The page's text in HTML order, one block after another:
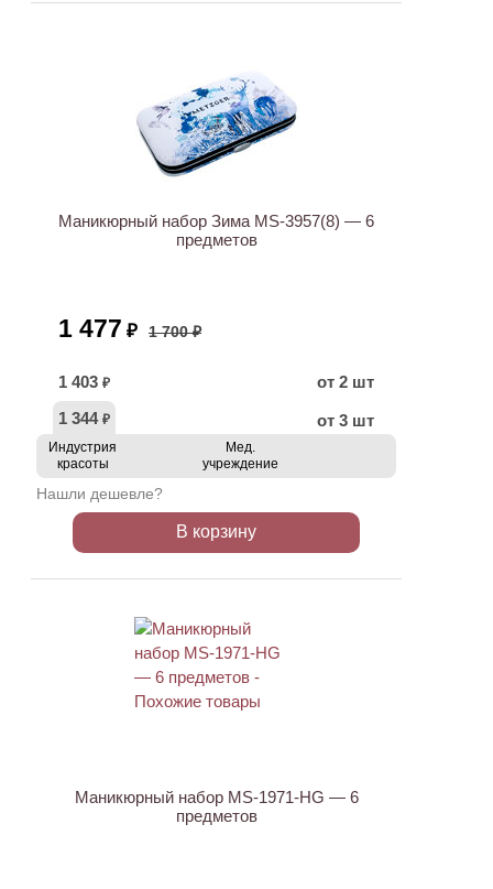
Маникюрный набор Зима MS-3957(8) — 6
предметов
1 477 ₽ 1 700 ₽
1 403 ₽
от 2 шт
1 344 ₽ от 3 шт
Индустрия
красоты
Мед.
учреждение
Нашли дешевле?
В корзину
Маникюрный набор MS-1971-HG — 6
предметов